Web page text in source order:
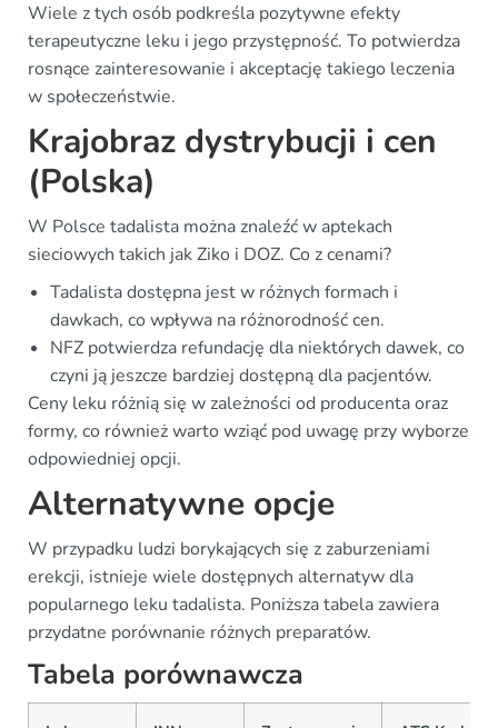
Wiele z tych osób podkreśla pozytywne efekty
terapeutyczne leku i jego przystępność. To potwierdza
rosnące zainteresowanie i akceptację takiego leczenia
w społeczeństwie.
Krajobraz dystrybucji i cen
(Polska)
W Polsce tadalista można znaleźć w aptekach
sieciowych takich jak Ziko i DOZ. Co z cenami?
Tadalista dostępna jest w różnych formach i
dawkach, co wpływa na różnorodność cen.
NFZ potwierdza refundację dla niektórych dawek, co
czyni ją jeszcze bardziej dostępną dla pacjentów.
Ceny leku różnią się w zależności od producenta oraz
formy, co również warto wziąć pod uwagę przy wyborze
odpowiedniej opcji.
Alternatywne opcje
W przypadku ludzi borykających się z zaburzeniami
erekcji, istnieje wiele dostępnych alternatyw dla
popularnego leku tadalista. Poniższa tabela zawiera
przydatne porównanie różnych preparatów.
Tabela porównawcza